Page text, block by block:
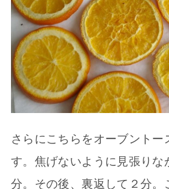
さらにこちらをオーブントー
す。焦げないように見張りな
分。その後、裏返して２分。